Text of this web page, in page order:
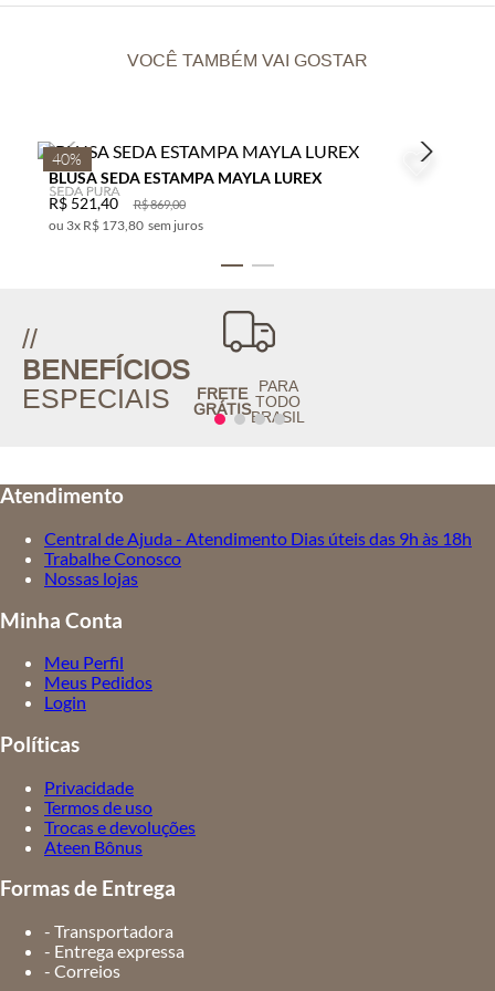
VOCÊ TAMBÉM VAI GOSTAR
40%
BLUSA SEDA ESTAMPA MAYLA LUREX
R$869,00
R$ 521,40
3x R$ 173,80 sem juros
//
BENEFÍCIOS
ESPECIAIS
FRETE
GRÁTIS
PARA
TODO
BRASIL
Atendimento
Central de Ajuda - Atendimento Dias úteis das 9h às 18h
Trabalhe Conosco
Nossas lojas
Minha Conta
Meu Perfil
Meus Pedidos
Login
Políticas
Privacidade
Termos de uso
Trocas e devoluções
Ateen Bônus
Formas de Entrega
- Transportadora
- Entrega expressa
- Correios